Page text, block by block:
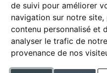
de suivi pour améliorer
navigation sur notre
contenu personnalisé et
analyser le trafic de
provenance de nos